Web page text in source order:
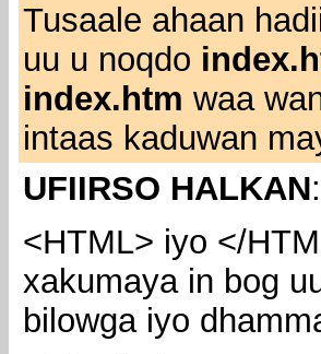
Tusaale ahaan
uu u noqdo
index.htm waa
intaas kaduwan
UFIIRSO HALKAN:
<HTML> iyo </
xakumaya in bog
bilowga iyo